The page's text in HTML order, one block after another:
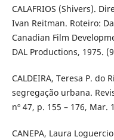
CALAFRIOS (Shivers).
Ivan Reitman. Roteiro:
Canadian Film
DAL Productions, 1975.
CALDEIRA, Teresa P. do
segregação urbana.
nº 47, p. 155 – 176, Mar.
CANEPA, Laura